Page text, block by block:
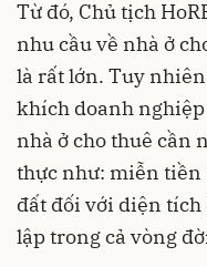
Từ đó, Chủ tịch
nhu cầu về nhà ở
là rất lớn. Tuy
khích doanh
nhà ở cho thuê cần
thực như: miễn tiền
đất đối với diện
lập trong cả vòng